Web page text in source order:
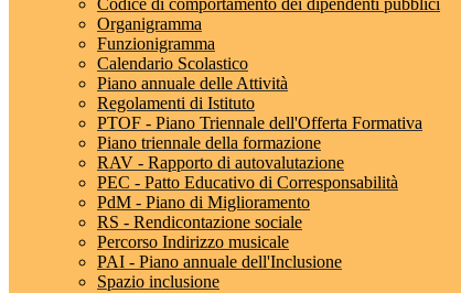
Codice di comportamento dei dipendenti pubblici
Organigramma
Funzionigramma
Calendario Scolastico
Piano annuale delle Attività
Regolamenti di Istituto
PTOF - Piano Triennale dell'Offerta Formativa
Piano triennale della formazione
RAV - Rapporto di autovalutazione
PEC - Patto Educativo di Corresponsabilità
PdM - Piano di Miglioramento
RS - Rendicontazione sociale
Percorso Indirizzo musicale
PAI - Piano annuale dell'Inclusione
Spazio inclusione